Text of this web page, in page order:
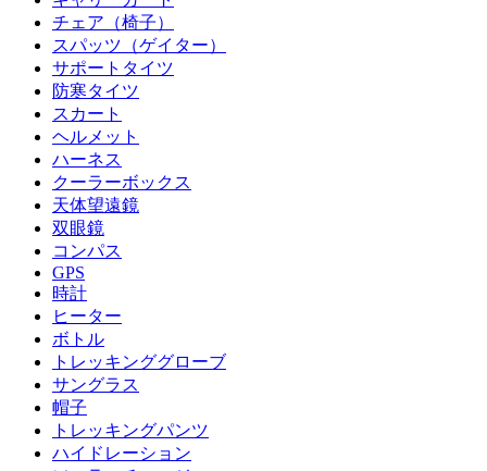
チェア（椅子）
スパッツ（ゲイター）
サポートタイツ
防寒タイツ
スカート
ヘルメット
ハーネス
クーラーボックス
天体望遠鏡
双眼鏡
コンパス
GPS
時計
ヒーター
ボトル
トレッキンググローブ
サングラス
帽子
トレッキングパンツ
ハイドレーション